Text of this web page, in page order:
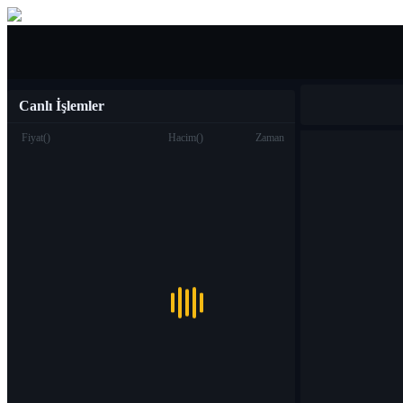
Canlı İşlemler
Fiyat() Hacim() Zaman